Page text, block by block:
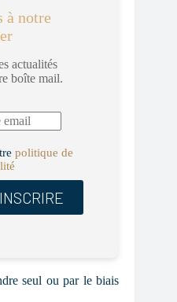
à notre
actualités
boîte mail.
politique de
seul ou par le biais